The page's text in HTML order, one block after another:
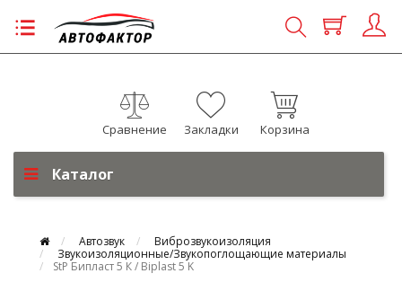
Сравнение Закладки Корзина
Каталог
Автозвук
Виброзвукоизоляция
Звукоизоляционные/Звукопоглощающие материалы
StP Бипласт 5 К / Biplast 5 K